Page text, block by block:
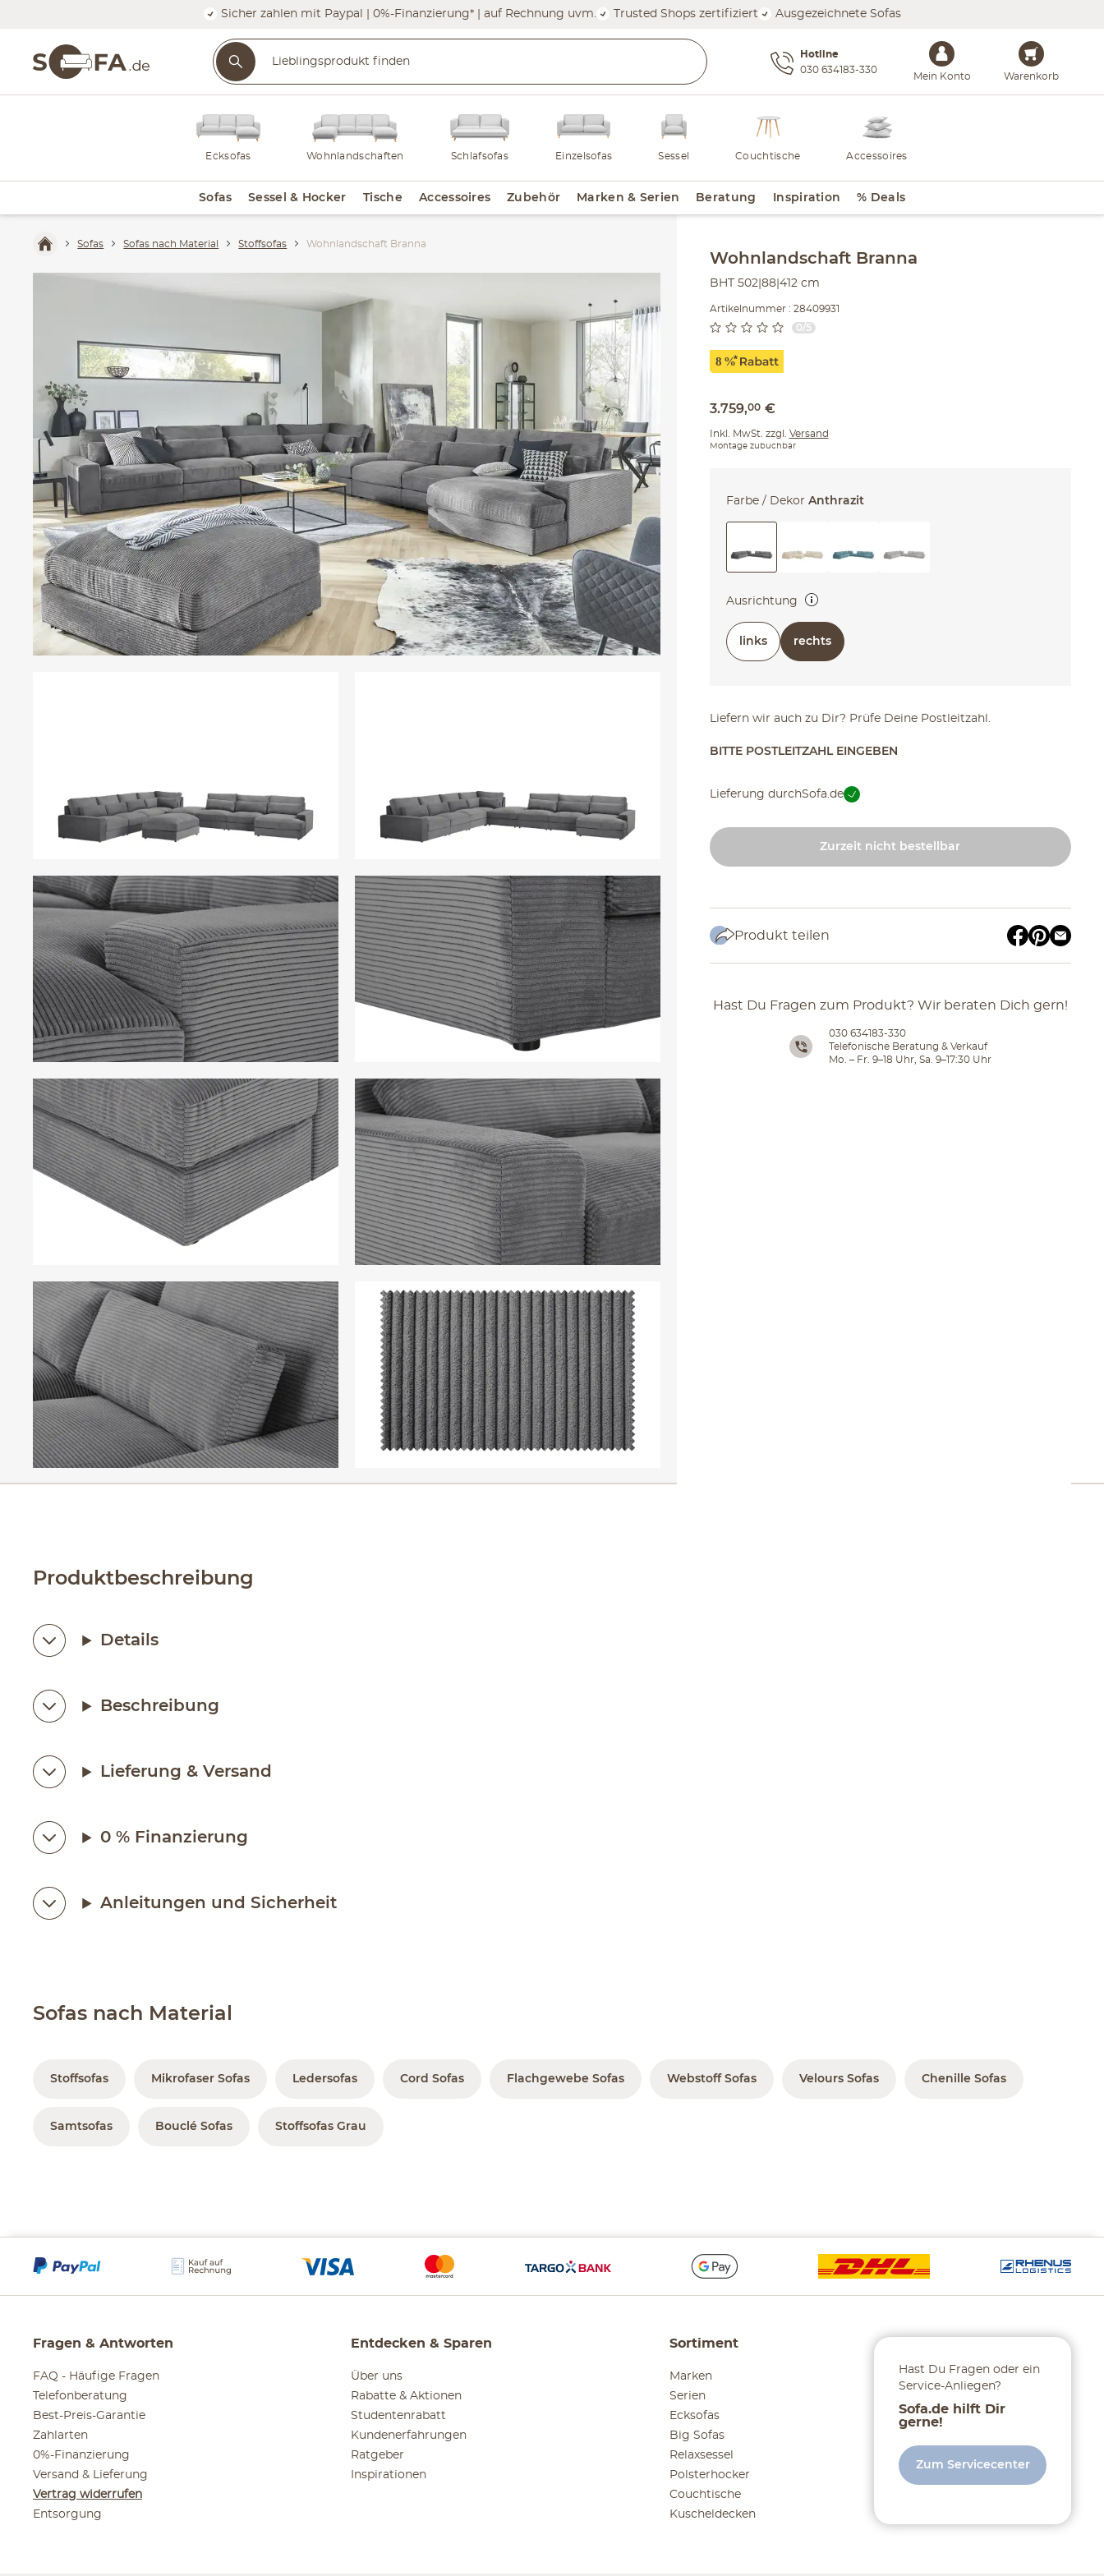
Sicher zahlen mit Paypal | 0%-Finanzierung* | auf Rechnung uvm. Trusted Shops zertifiziert Ausgezeichnete Sofas
Hotline
030 634183-330
Mein Konto Warenkorb
Ecksofas Wohnlandschaften Schlafsofas Einzelsofas Sessel Couchtische Accessoires
Sofas Sessel & Hocker Tische Accessoires Zubehör Marken & Serien Beratung Inspiration % Deals
Sofas Sofas nach Material Stoffsofas Wohnlandschaft Branna
Wohnlandschaft Branna
BHT 502|88|412 cm
Artikelnummer : 28409931
0/5
3.759,00 €
Inkl. MwSt. zzgl. Versand
Montage zubuchbar
Farbe / Dekor Anthrazit
Ausrichtung
links oder rechts (bezieht sich auf die Seite mit der Ottomane)
links rechts
Liefern wir auch zu Dir? Prüfe Deine Postleitzahl.
BITTE POSTLEITZAHL EINGEBEN
Lieferung durchSofa.de
Zurzeit nicht bestellbar
Produkt teilen
Hast Du Fragen zum Produkt? Wir beraten Dich gern!
030 634183-330
Telefonische Beratung & Verkauf
Mo. – Fr. 9–18 Uhr, Sa. 9–17:30 Uhr
Produktbeschreibung
Details
Beschreibung
Lieferung & Versand
0 % Finanzierung
Anleitungen und Sicherheit
Sofas nach Material
Stoffsofas Mikrofaser Sofas Ledersofas Cord Sofas Flachgewebe Sofas Webstoff Sofas Velours Sofas Chenille Sofas
Samtsofas Bouclé Sofas Stoffsofas Grau
Fragen & Antworten
FAQ - Häufige Fragen
Telefonberatung
Best-Preis-Garantie
Zahlarten
0%-Finanzierung
Versand & Lieferung
Vertrag widerrufen
Entsorgung
Entdecken & Sparen
Über uns
Rabatte & Aktionen
Studentenrabatt
Kundenerfahrungen
Ratgeber
Inspirationen
Sortiment
Marken
Serien
Ecksofas
Big Sofas
Relaxsessel
Polsterhocker
Couchtische
Kuscheldecken
Hast Du Fragen oder ein
Service-Anliegen?
Sofa.de hilft Dir
gerne!
Zum Servicecenter